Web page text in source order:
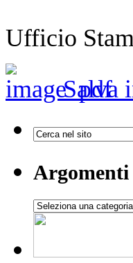
Ufficio
Salva
Argomenti
Argomenti